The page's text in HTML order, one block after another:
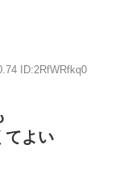
ID:2RfWRfkq0
てよい